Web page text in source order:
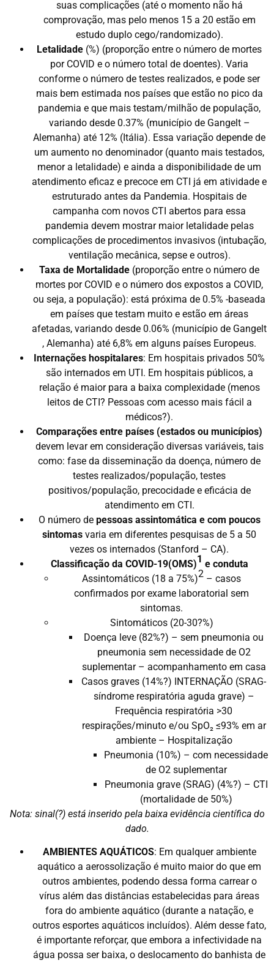
suas complicações (até o momento não há
comprovação, mas pelo menos 15 a 20 estão em
estudo duplo cego/randomizado).
Letalidade (%) (proporção entre o número de mortes
por COVID e o número total de doentes). Varia
conforme o número de testes realizados, e pode ser
mais bem estimada nos países que estão no pico da
pandemia e que mais testam/milhão de população,
variando desde 0.37% (município de Gangelt –
Alemanha) até 12% (Itália). Essa variação depende de
um aumento no denominador (quanto mais testados,
menor a letalidade) e ainda a disponibilidade de um
atendimento eficaz e precoce em CTI já em atividade e
estruturado antes da Pandemia. Hospitais de
campanha com novos CTI abertos para essa
pandemia devem mostrar maior letalidade pelas
complicações de procedimentos invasivos (intubação,
ventilação mecânica, sepse e outros).
Taxa de Mortalidade (proporção entre o número de
mortes por COVID e o número dos expostos a COVID,
ou seja, a população): está próxima de 0.5% -baseada
em países que testam muito e estão em áreas
afetadas, variando desde 0.06% (município de Gangelt
, Alemanha) até 6,8% em alguns países Europeus.
Internações hospitalares: Em hospitais privados 50%
são internados em UTI. Em hospitais públicos, a
relação é maior para a baixa complexidade (menos
leitos de CTI? Pessoas com acesso mais fácil a
médicos?).
Comparações entre países (estados ou municípios)
devem levar em consideração diversas variáveis, tais
como: fase da disseminação da doença, número de
testes realizados/população, testes
positivos/população, precocidade e eficácia de
atendimento em CTI.
O número de pessoas assintomática e com poucos
sintomas varia em diferentes pesquisas de 5 a 50
vezes os internados (Stanford – CA).
Classificação da COVID-19(OMS)1 e conduta
Assintomáticos (18 a 75%)2 – casos
confirmados por exame laboratorial sem
sintomas.
Sintomáticos (20-30?%)
Doença leve (82%?) – sem pneumonia ou
pneumonia sem necessidade de O2
suplementar – acompanhamento em casa
Casos graves (14%?) INTERNAÇÃO (SRAG-
síndrome respiratória aguda grave) –
Frequência respiratória >30
respirações/minuto e/ou SpO₂ ≤93% em ar
ambiente – Hospitalização
Pneumonia (10%) – com necessidade
de O2 suplementar
Pneumonia grave (SRAG) (4%?) – CTI
(mortalidade de 50%)
Nota: sinal(?) está inserido pela baixa evidência científica do
dado.
AMBIENTES AQUÁTICOS: Em qualquer ambiente
aquático a aerossolização é muito maior do que em
outros ambientes, podendo dessa forma carrear o
vírus além das distâncias estabelecidas para áreas
fora do ambiente aquático (durante a natação, e
outros esportes aquáticos incluídos). Além desse fato,
é importante reforçar, que embora a infectividade na
água possa ser baixa, o deslocamento do banhista de